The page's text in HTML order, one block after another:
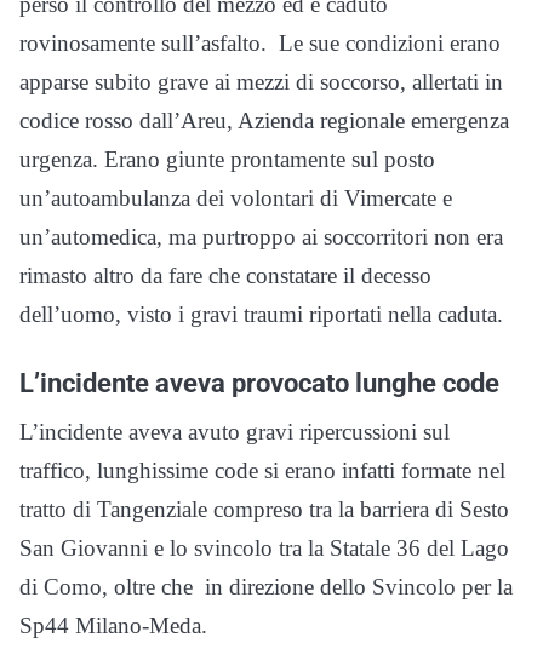
rovinosamente sull’asfalto. Le sue condizioni erano
apparse subito grave ai mezzi di soccorso, allertati in
codice rosso dall’Areu, Azienda regionale emergenza
urgenza. Erano giunte prontamente sul posto
un’autoambulanza dei volontari di Vimercate e
un’automedica, ma purtroppo ai soccorritori non era
rimasto altro da fare che constatare il decesso
dell’uomo, visto i gravi traumi riportati nella caduta.
L’incidente aveva provocato lunghe code
L’incidente aveva avuto gravi ripercussioni sul
traffico, lunghissime code si erano infatti formate nel
tratto di Tangenziale compreso tra la barriera di Sesto
San Giovanni e lo svincolo tra la Statale 36 del Lago
di Como, oltre che in direzione dello Svincolo per la
Sp44 Milano-Meda.